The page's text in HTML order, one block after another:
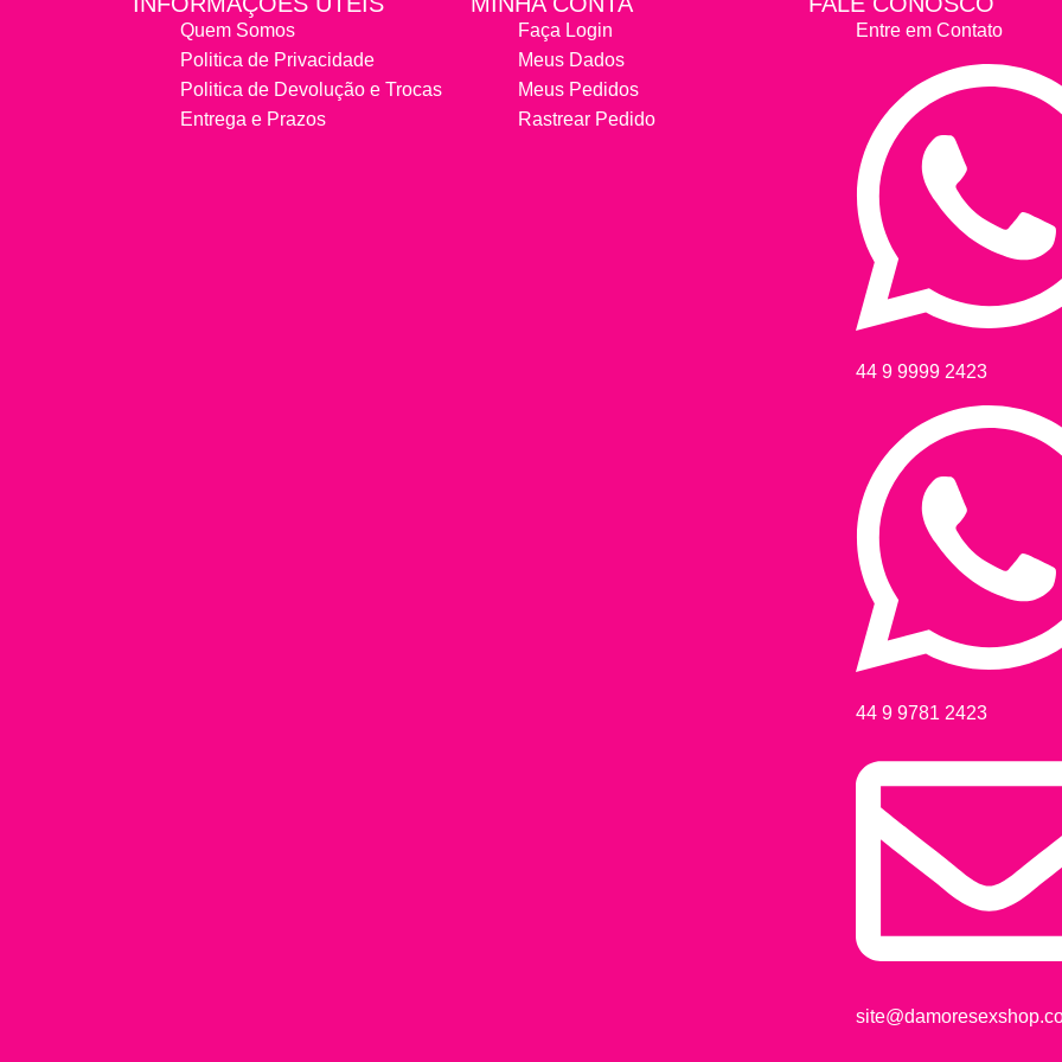
Quem Somos
Politica de Privacidade
Politica de Devolução e Trocas
Entrega e Prazos
Faça Login
Meus Dados
Meus Pedidos
Rastrear Pedido
Entre em Contato
44 9 9999 2423
44 9 9781 2423